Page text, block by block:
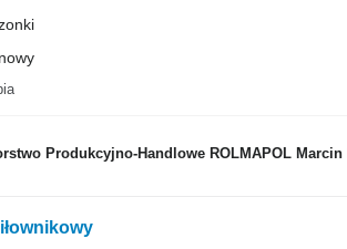
nowy
Produkcyjno-Handlowe ROLMAPOL Marcin